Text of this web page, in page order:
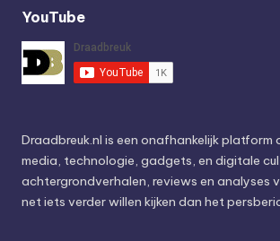
YouTube
Draadbreuk.nl is een onafhankelijk platform
media, technologie, gadgets, en digitale
achtergrondverhalen, reviews en analyses
net iets verder willen kijken dan het